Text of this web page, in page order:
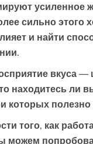
усиленное
сильно этого
и найти
вкуса —
находитесь ли
которых
того, как
можем